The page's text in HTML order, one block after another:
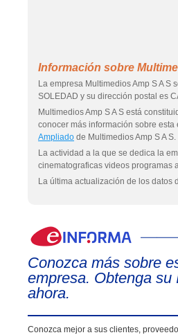
Información sobre
La empresa Multimedios Amp S A S
SOLEDAD y su dirección postal es
Multimedios Amp S A S está
conocer más información sobre esta
Ampliado de Multimedios Amp S A S.
La actividad a la que se dedica la
cinematograficas videos programas
La última actualización de los datos
Conozca más sobre
empresa. Obtenga su
ahora.
Conozca mejor a sus clientes,